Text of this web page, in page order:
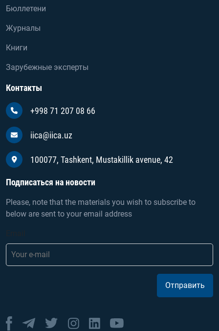
Бюллетени
Журналы
Книги
Зарубежные эксперты
Контакты
+998 71 207 08 66
iica@iica.uz
100077, Tashkent, Mustakillik avenue, 42
Подписаться на новости
Please, note that the materials you wish to subscribe to
below are sent to your email address
Отправить